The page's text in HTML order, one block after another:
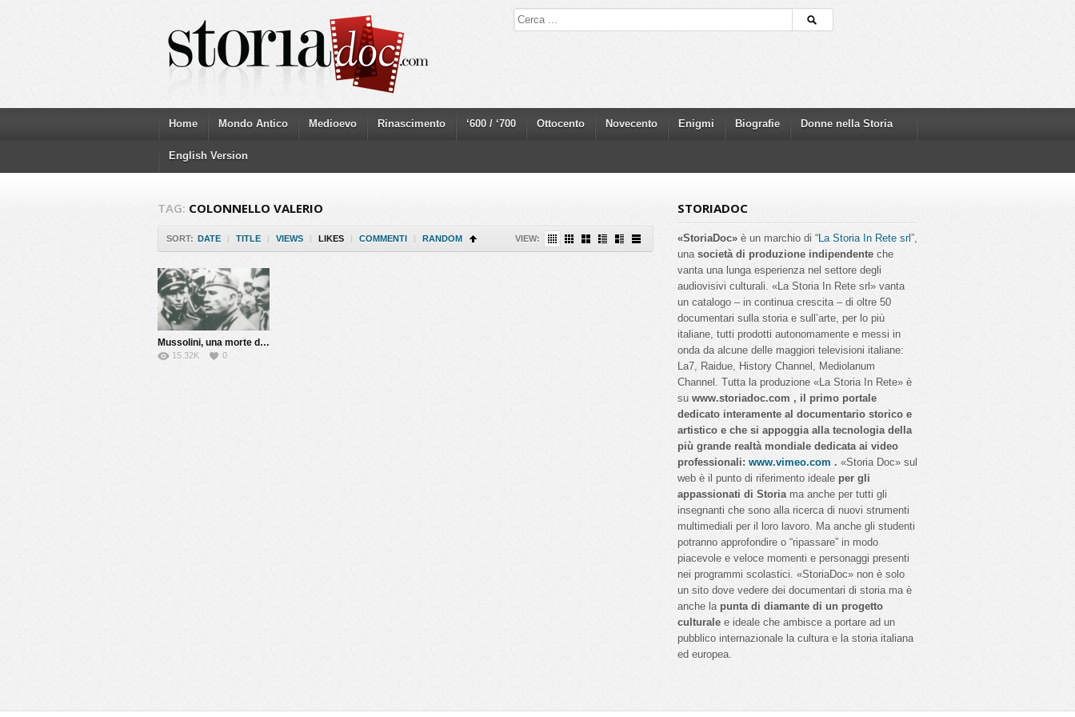
Home Mondo Antico Medioevo Rinascimento ‘600 / ‘700 Ottocento Novecento Enigmi Biografie Donne nella Storia
English Version
TAG: COLONNELLO VALERIO
SORT: DATE | TITLE | VIEWS | LIKES | COMMENTI | RANDOM VIEW:
Mussolini, una morte da riscrivere
15.32K 0
STORIADOC
«StoriaDoc» è un marchio di “La Storia In Rete srl”,
una società di produzione indipendente che
vanta una lunga esperienza nel settore degli
audiovisivi culturali. «La Storia In Rete srl» vanta
un catalogo – in continua crescita – di oltre 50
documentari sulla storia e sull’arte, per lo più
italiane, tutti prodotti autonomamente e messi in
onda da alcune delle maggiori televisioni italiane:
La7, Raidue, History Channel, Mediolanum
Channel. Tutta la produzione «La Storia In Rete» è
su www.storiadoc.com , il primo portale
dedicato interamente al documentario storico e
artistico e che si appoggia alla tecnologia della
più grande realtà mondiale dedicata ai video
professionali: www.vimeo.com . «Storia Doc» sul
web è il punto di riferimento ideale per gli
appassionati di Storiama anche per tutti gli
insegnanti che sono alla ricerca di nuovi strumenti
multimediali per il loro lavoro. Ma anche gli studenti
potranno approfondire o “ripassare” in modo
piacevole e veloce momenti e personaggi presenti
nei programmi scolastici. «StoriaDoc» non è solo
un sito dove vedere dei documentari di storia ma è
anche la punta di diamante di un progetto
culturale e ideale che ambisce a portare ad un
pubblico internazionale la cultura e la storia italiana
ed europea.